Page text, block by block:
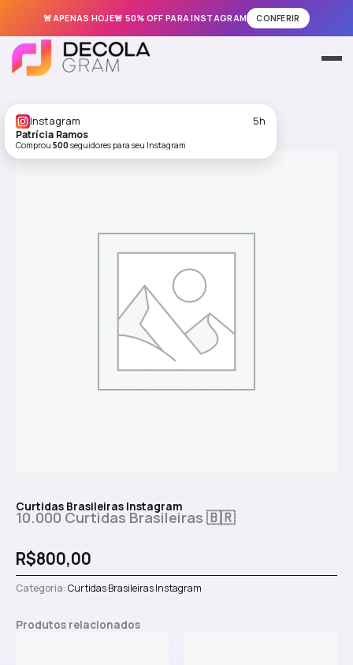
🚨APENAS HOJE🚨 50% OFF PARA INSTAGRAM CONFERIR
Meus Pedidos
Instagram
para
Curtidas Brasileiras Instagram
10.000 Curtidas Brasileiras 🇧🇷
R$800,00
Categoria:Curtidas Brasileiras Instagram
Produtos relacionados
Instagram
5h
Patrícia Ramos
Comprou 500 seguidores para seu Instagram